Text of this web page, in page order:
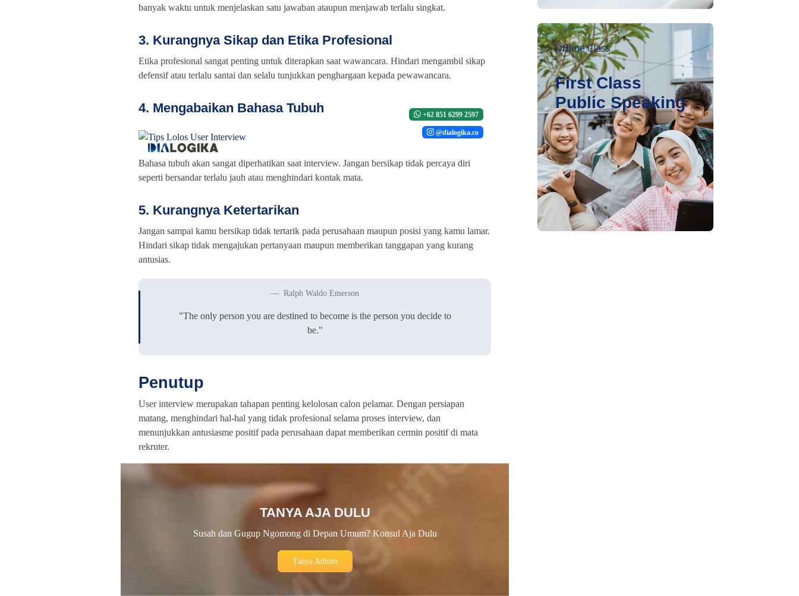
banyak waktu untuk menjelaskan satu jawaban ataupun menjawab terlalu singkat.
3. Kurangnya Sikap dan Etika Profesional
Etika profesional sangat penting untuk diterapkan saat wawancara. Hindari mengambil sikap
defensif atau terlalu santai dan selalu tunjukkan penghargaan kepada pewawancara.
4. Mengabaikan Bahasa Tubuh +62 851 6299 2597
@dialogika.co
Bahasa tubuh akan sangat diperhatikan saat interview. Jangan bersikap tidak percaya diri
seperti bersandar terlalu jauh atau menghindari kontak mata.
5. Kurangnya Ketertarikan
Jangan sampai kamu bersikap tidak tertarik pada perusahaan maupun posisi yang kamu lamar.
Hindari sikap tidak mengajukan pertanyaan maupun memberikan tanggapan yang kurang
antusias.
Ralph Waldo Emerson
"The only person you are destined to become is the person you decide to
be."
Penutup
User interview merupakan tahapan penting kelolosan calon pelamar. Dengan persiapan
matang, menghindari hal-hal yang tidak profesional selama proses interview, dan
menunjukkan antusiasme positif pada perusahaan dapat memberikan cermin positif di mata
rekruter.
TANYA AJA DULU
Susah dan Gugup Ngomong di Depan Umum? Konsul Aja Dulu
Tanya Admin
Offline Class
First Class
Public Speaking